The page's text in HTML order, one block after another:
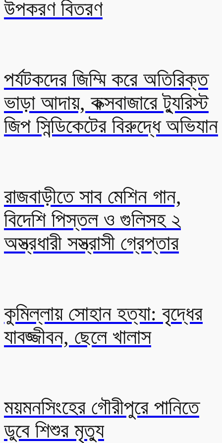
উপকরণ বিতরণ
পর্যটকদের জিম্মি করে অতিরিক্ত
ভাড়া আদায়, কক্সবাজারে ট্যুরিস্ট
জিপ সিন্ডিকেটের বিরুদ্ধে অভিযান
রাজবাড়ীতে সাব মেশিন গান,
বিদেশি পিস্তল ও গুলিসহ ২
অস্ত্রধারী সস্ত্রাসী গ্রেপ্তার
কুমিল্লায় সোহান হত্যা: বৃদ্ধের
যাবজ্জীবন, ছেলে খালাস
ময়মনসিংহের গৌরীপুরে পানিতে
ডুবে শিশুর মৃত্যু